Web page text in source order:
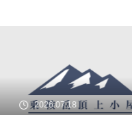
2026.07.18